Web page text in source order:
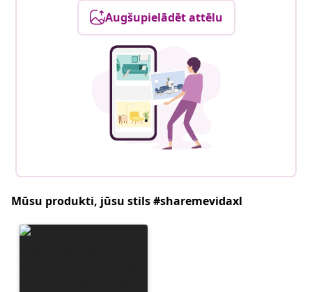
Augšupielādēt attēlu
Mūsu produkti, jūsu stils #sharemevidaxl